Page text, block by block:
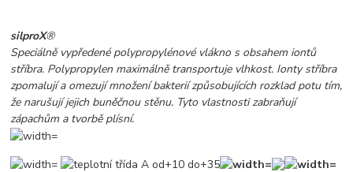
silproX®
Speciálně vypředené polypropylénové vlákno s obsahem iontů
stříbra. Polypropylen maximálně transportuje vlhkost. Ionty stříbra
zpomalují a omezují množení bakterií způsobujících rozklad potu tím,
že narušují jejich buněčnou stěnu. Tyto vlastnosti zabraňují
zápachům a tvorbě plísní.